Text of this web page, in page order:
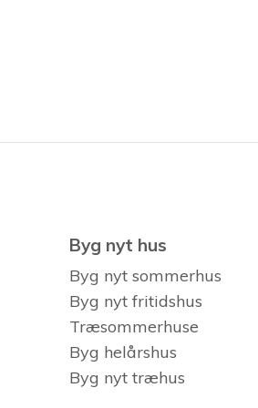
Byg nyt hus
Byg nyt sommerhus
Byg nyt fritidshus
Træsommerhuse
Byg helårshus
Byg nyt træhus